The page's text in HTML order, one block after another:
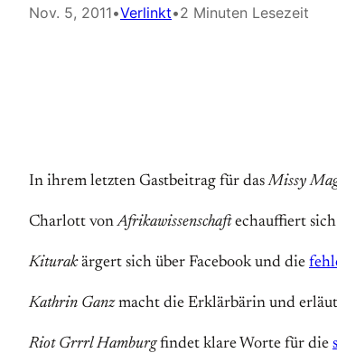
Nov. 5, 2011•Verlinkt•2 Minuten Lesezeit
In ihrem letzten Gastbeitrag für dasMissy
Charlott vonAfrikawissenschaftechauffiert sich
Kiturakärgert sich über Facebook und die
Kathrin Ganzmacht die Erklärbärin und
Riot Grrrl Hamburgfindet klare Worte für die